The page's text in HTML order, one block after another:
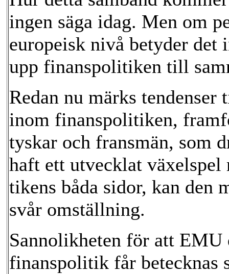
ingen säga idag. Men om
europeisk nivå betyder det
upp finanspolitiken till
Redan nu märks
inom finanspolitiken,
tyskar och fransmän, som
haft ett utvecklat
tikens båda sidor, kan den
svår omställning.
Sannolikheten för att EMU
finanspolitik får betecknas